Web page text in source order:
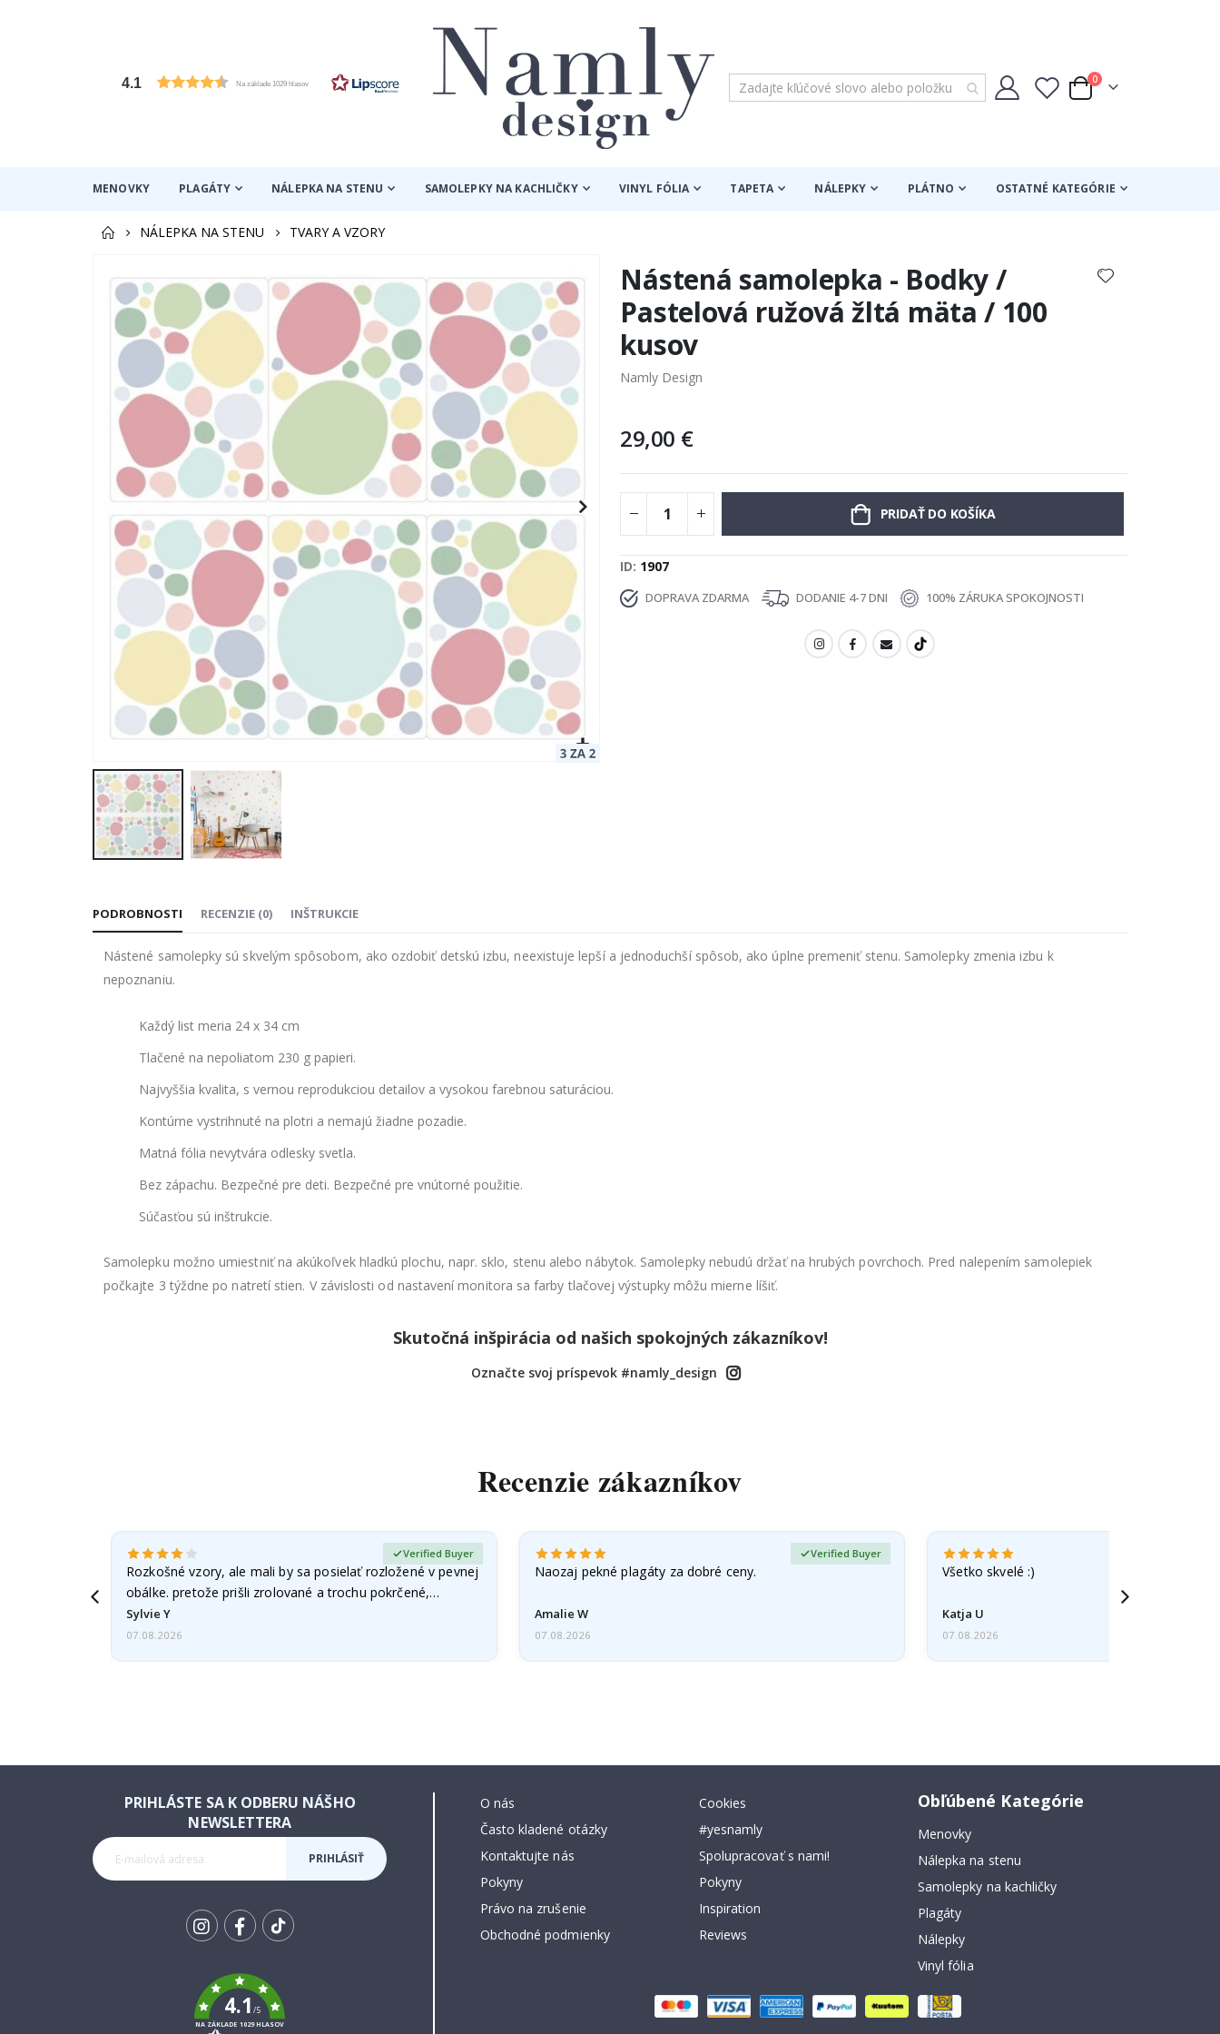
4.1 Na základe 1029 hlasov
Cart
0položky
MENOVKY PLAGÁTY NÁLEPKA NA STENU SAMOLEPKY NA KACHLIČKY VINYL FÓLIA TAPETA NÁLEPKY PLÁTNO OSTATNÉ KATEGÓRIE
NÁLEPKA NA STENU
TVARY A VZORY
koniec
galérie
obrázkov
začiatok
obrázkov
Nástená samolepka - Bodky /
Pastelová ružová žltá mäta / 100
kusov
Namly Design
29,00 €
PRIDAŤ DO KOŠÍKA
ID 1907
DOPRAVA ZDARMA DODANIE 4-7 DNI 100% ZÁRUKA SPOKOJNOSTI
PODROBNOSTI
Nástené samolepky sú skvelým spôsobom, ako ozdobiť detskú izbu, neexistuje lepší a jednoduchší spôsob, ako úplne premeniť stenu. Samolepky zmenia izbu k
nepoznaniu.
Každý list meria 24 x 34 cm
Tlačené na nepoliatom 230 g papieri.
Najvyššia kvalita, s vernou reprodukciou detailov a vysokou farebnou saturáciou.
Kontúrne vystrihnuté na plotri a nemajú žiadne pozadie.
Matná fólia nevytvára odlesky svetla.
Bez zápachu. Bezpečné pre deti. Bezpečné pre vnútorné použitie.
Súčasťou sú inštrukcie.
Samolepku možno umiestniť na akúkoľvek hladkú plochu, napr. sklo, stenu alebo nábytok. Samolepky nebudú držať na hrubých povrchoch. Pred nalepením samolepiek
počkajte 3 týždne po natretí stien. V závislosti od nastavení monitora sa farby tlačovej výstupky môžu mierne líšiť.
RECENZIE (0) INŠTRUKCIE
Skutočná inšpirácia od našich spokojných zákazníkov!
Označte svoj príspevok #namly_design
Recenzie zákazníkov
Rozkošné vzory, ale mali by sa posielať rozložené v pevnej
obálke. pretože prišli zrolované a trochu pokrčené,…
Sylvie Y
Verified Buyer
07.08.2026
Naozaj pekné plagáty za dobré ceny.
Amalie W
Verified Buyer
07.08.2026
Všetko skvelé :)
Katja U
07.08.2026
PRIHLÁSTE SA K ODBERU NÁŠHO
NEWSLETTERA
PRIHLÁSIŤ
k
4.1/5
NA ZÁKLADE 1029 HLASOV
O nás
Často kladené otázky
Kontaktujte nás
Pokyny
Právo na zrušenie
Obchodné podmienky
Cookies
#yesnamly
Spolupracovať s nami!
Pokyny
Inspiration
Reviews
Obľúbené Kategórie
Menovky
Nálepka na stenu
Samolepky na kachličky
Plagáty
Nálepky
Vinyl fólia